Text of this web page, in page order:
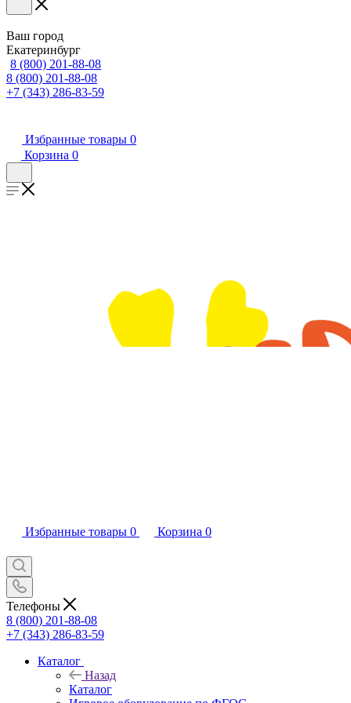
Ваш город
Екатеринбург
8 (800) 201-88-08
8 (800) 201-88-08
+7 (343) 286-83-59
Избранные товары 0
Корзина 0
Избранные товары 0 Корзина 0
Телефоны
8 (800) 201-88-08
+7 (343) 286-83-59
Каталог
Назад
Каталог